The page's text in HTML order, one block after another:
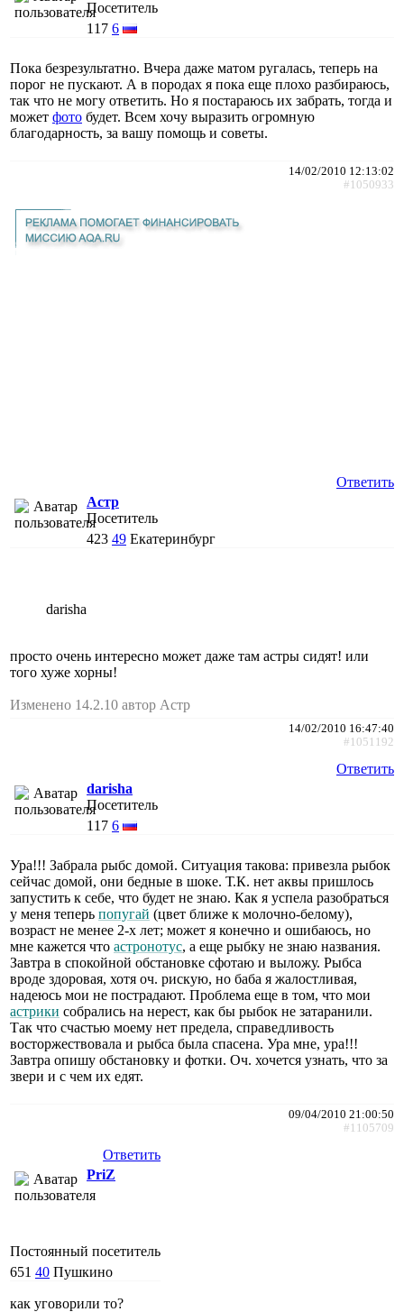
Посетитель
117 6
Пока безрезультатно. Вчера даже матом ругалась, теперь на
порог не пускают. А в породах я пока еще плохо разбираюсь,
так что не могу ответить. Но я постараюсь их забрать, тогда и
может фото будет. Всем хочу выразить огромную
благодарность, за вашу помощь и советы.
14/02/2010 12:13:02
#1050933
Ответить
Астр
Посетитель
423 49 Екатеринбург
darisha
просто очень интересно может даже там астры сидят! или
того хуже хорны!
Изменено 14.2.10 автор Астр
14/02/2010 16:47:40
#1051192
Ответить
darisha
Посетитель
117 6
Ура!!! Забрала рыбс домой. Ситуация такова: привезла рыбок
сейчас домой, они бедные в шоке. Т.К. нет аквы пришлось
запустить к себе, что будет не знаю. Как я успела разобраться
у меня теперь попугай (цвет ближе к молочно-белому),
возраст не менее 2-х лет; может я конечно и ошибаюсь, но
мне кажется что астронотус, а еще рыбку не знаю названия.
Завтра в спокойной обстановке сфотаю и выложу. Рыбса
вроде здоровая, хотя оч. рискую, но баба я жалостливая,
надеюсь мои не пострадают. Проблема еще в том, что мои
астрики собрались на нерест, как бы рыбок не затаранили.
Так что счастью моему нет предела, справедливость
восторжествовала и рыбса была спасена. Ура мне, ура!!!
Завтра опишу обстановку и фотки. Оч. хочется узнать, что за
звери и с чем их едят.
09/04/2010 21:00:50
#1105709
Ответить
PriZ
Постоянный посетитель
651 40 Пушкино
как уговорили то?